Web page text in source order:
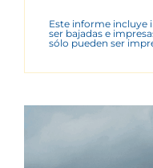
Este informe incluye
ser bajadas e
sólo pueden ser